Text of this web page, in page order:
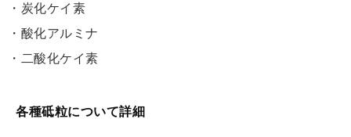
・炭化ケイ素
・酸化アルミナ
・二酸化ケイ素
各種砥粒について詳細